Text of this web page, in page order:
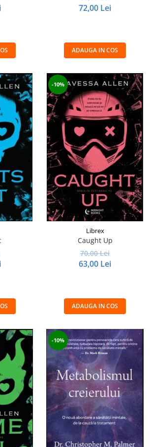
72,00 Lei
ADAUGA IN COS
-10%
Librex
Caught Up
70,00 Lei
63,00 Lei
ADAUGA IN COS
-10%